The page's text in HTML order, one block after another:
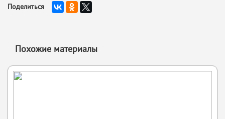
Поделиться
Похожие материалы